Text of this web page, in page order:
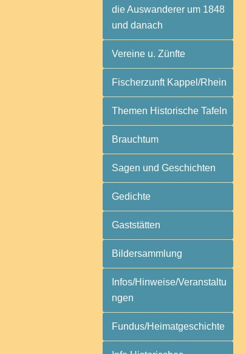
die Auswanderer um 1848
und danach
Vereine u. Zünfte
Fischerzunft Kappel/Rhein
Themen Historische Tafeln
Brauchtum
Sagen und Geschichten
Gedichte
Gaststätten
Bildersammlung
Infos/Hinweise/Veranstaltu
ngen
Fundus/Heimatgeschichte